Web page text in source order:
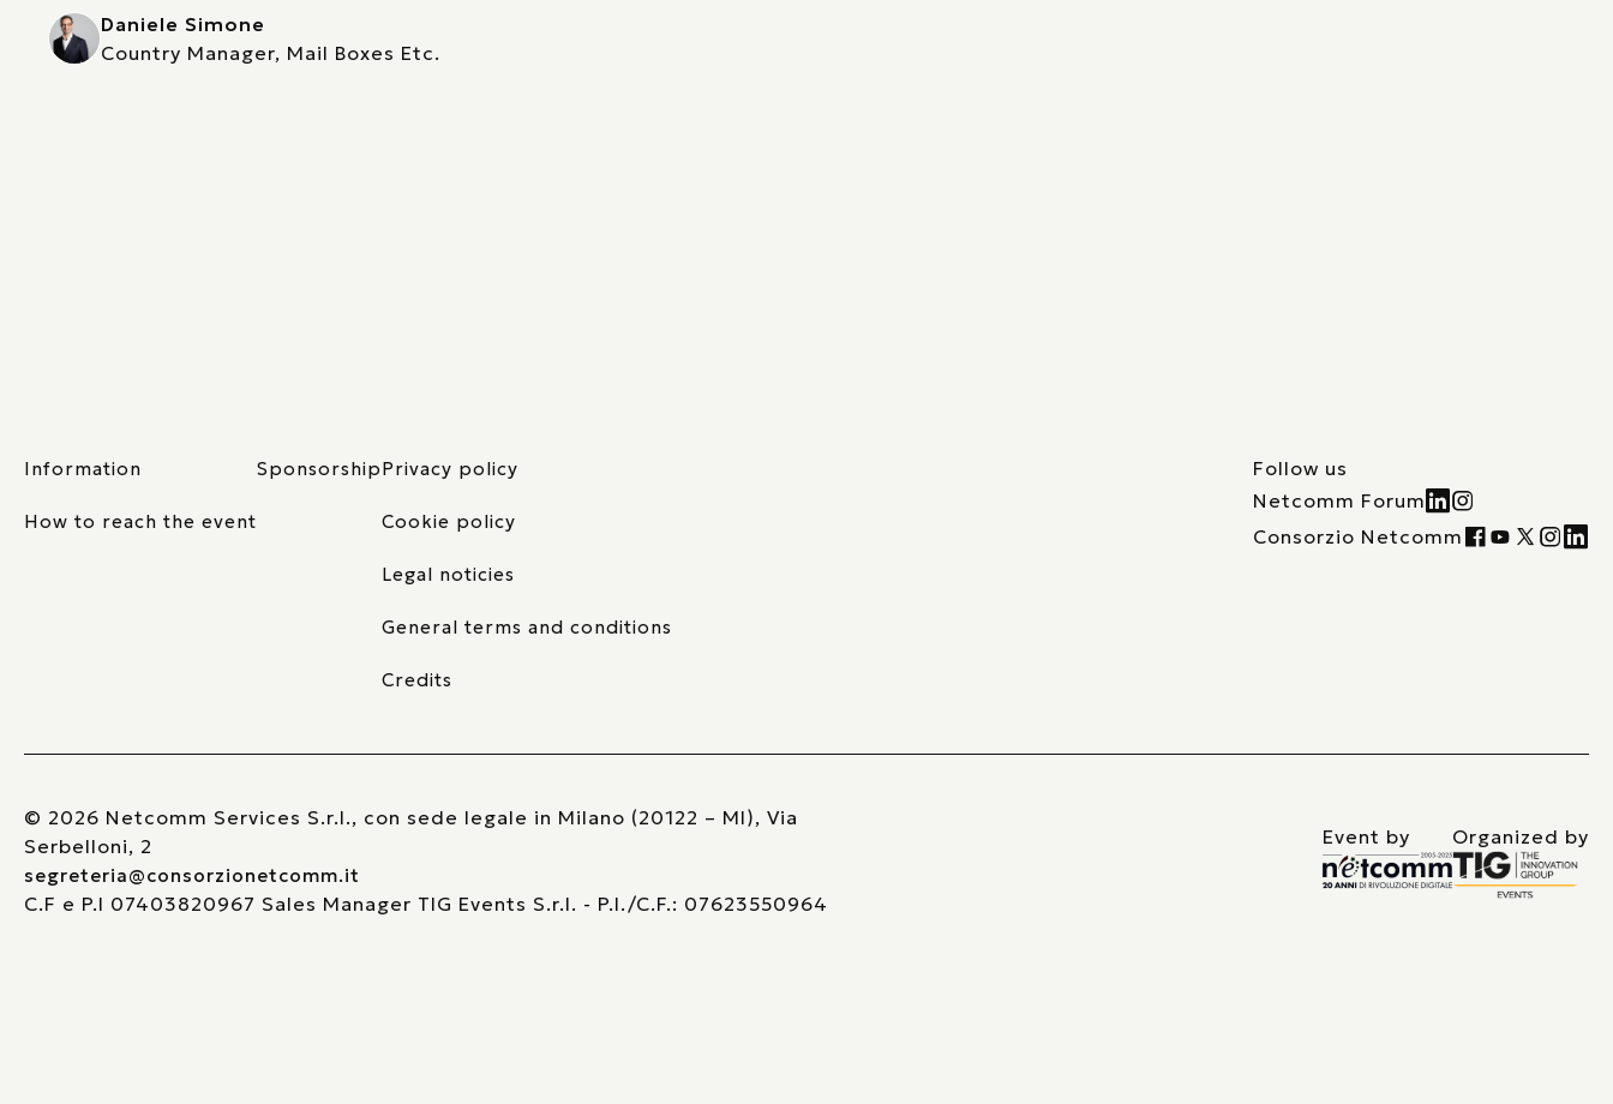
Daniele Simone
Country Manager, Mail Boxes Etc.
Information
How to reach the event
SponsorshipPrivacy policy
Cookie policy
Legal noticies
General terms and conditions
Credits
Follow us
Netcomm Forum
Consorzio Netcomm
© 2026 Netcomm Services S.r.l., con sede legale in Milano (20122 – MI), Via
Serbelloni, 2
segreteria@consorzionetcomm.it
C.F e P.I 07403820967 Sales Manager TIG Events S.r.l. - P.I./C.F.: 07623550964
Event by Organized by